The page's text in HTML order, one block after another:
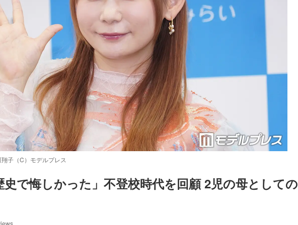
子（C）モデルプレス
史で悔しかった」不登校時代を回顧 2児の母としての